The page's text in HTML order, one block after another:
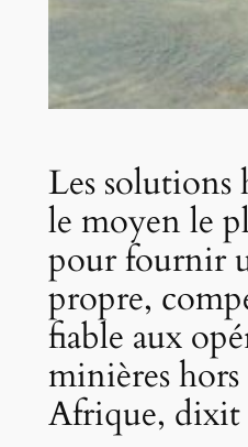
Les solutions
le moyen le
pour fournir
propre,
fiable aux
minières hors
Afrique, dixit